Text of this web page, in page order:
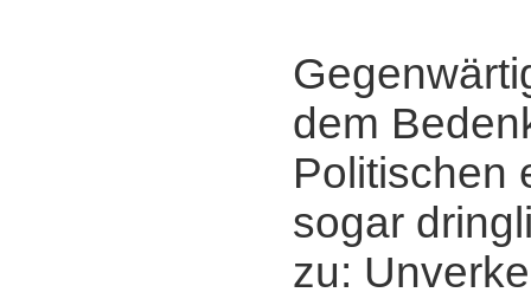
dem
Politischen
sogar
zu: